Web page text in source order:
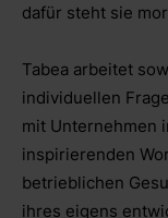
dafür steht sie
Tabea arbeitet
individuellen
mit Unternehmen
inspirierenden
betrieblichen
ihres eigens